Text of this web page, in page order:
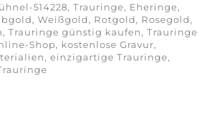
514228, Trauringe, Eheringe,
Weißgold, Rotgold, Rosegold,
Trauringe günstig kaufen, Trauringe
Shop, kostenlose Gravur,
einzigartige Trauringe,